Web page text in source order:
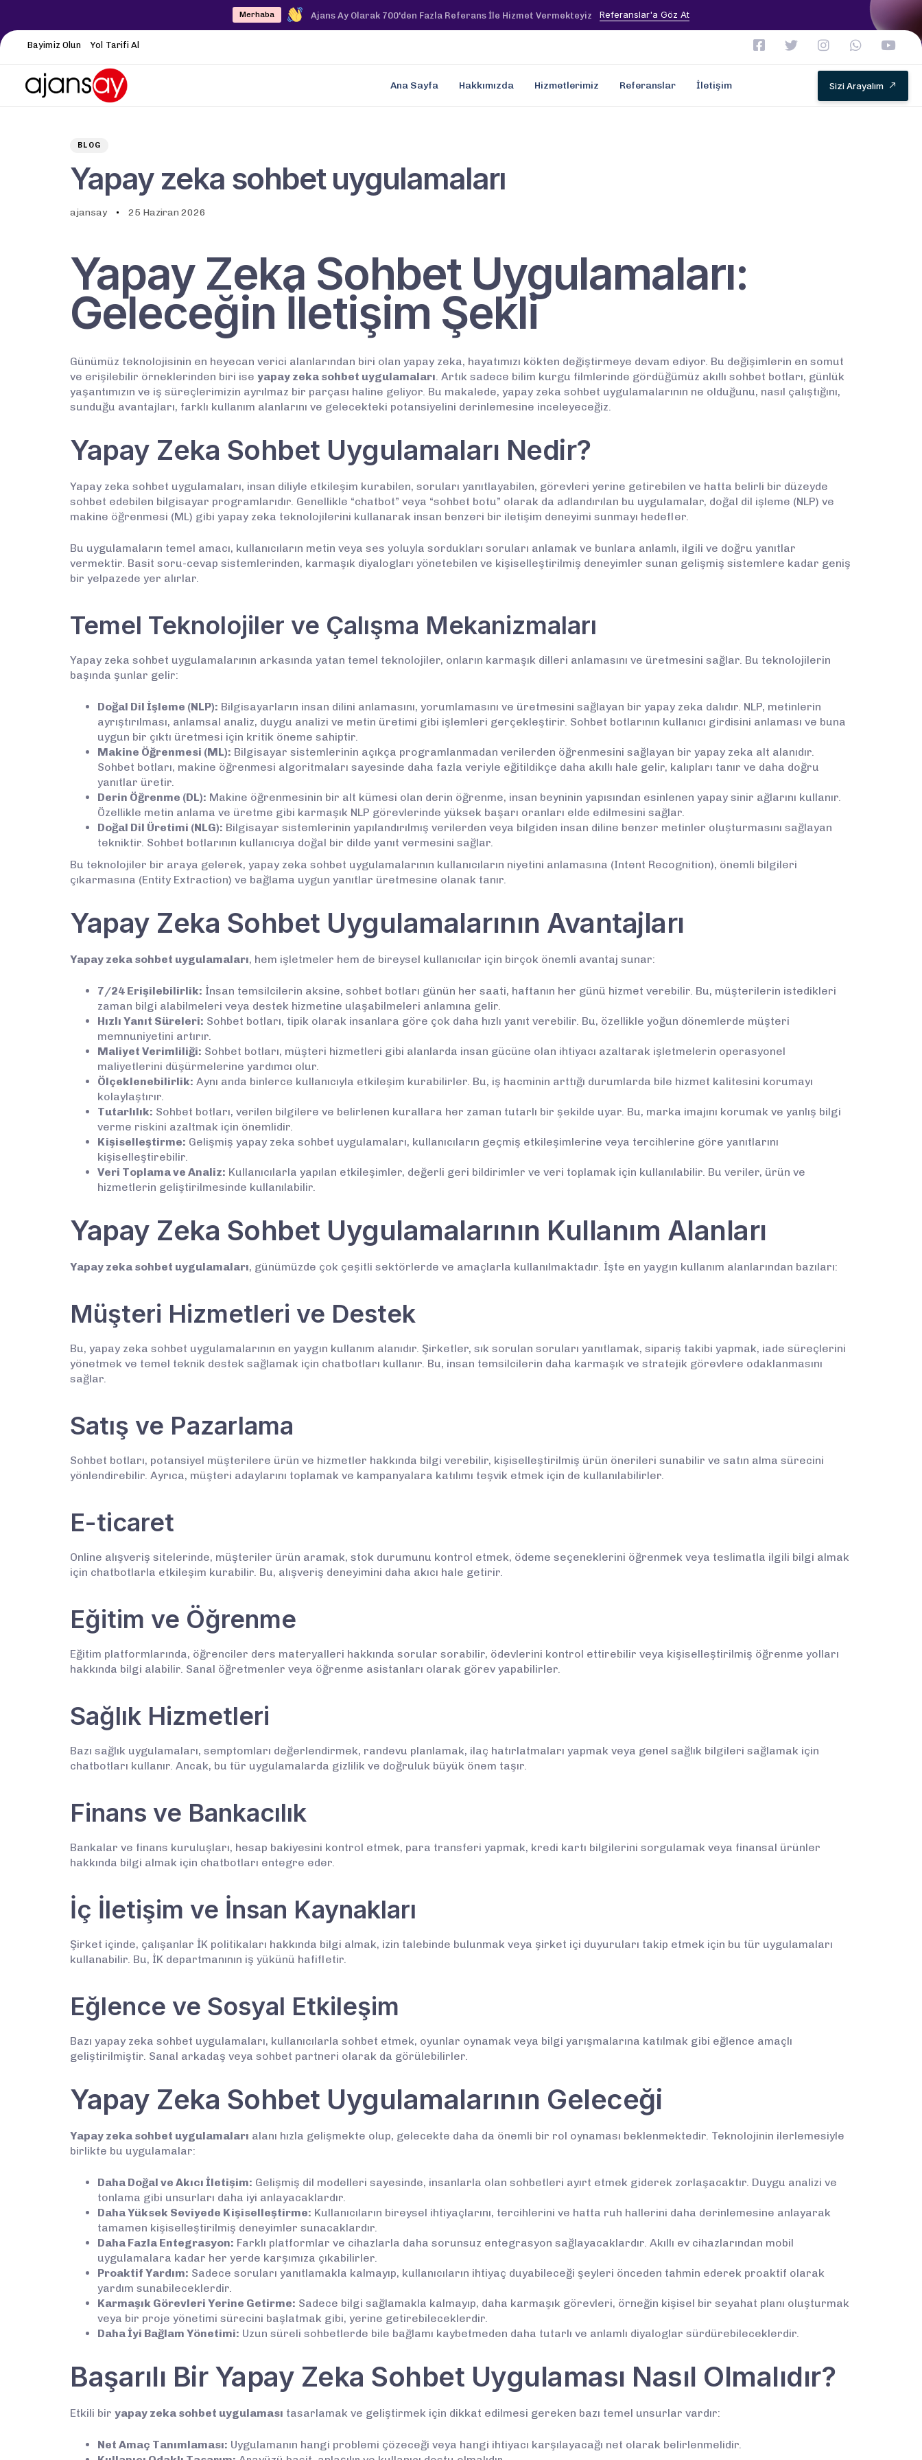
Merhaba Ajans Ay Olarak 700'den Fazla Referans İle Hizmet Vermekteyiz Referanslar'a Göz At
Bayimiz Olun Yol Tarifi Al
Ana Sayfa Hakkımızda Hizmetlerimiz Referanslar İletişim Sizi Arayalım
BLOG
Yapay zeka sohbet uygulamaları
ajansay 25 Haziran 2026
Yapay Zeka Sohbet Uygulamaları:
Geleceğin İletişim Şekli
Günümüz teknolojisinin en heyecan verici alanlarından biri olan yapay zeka, hayatımızı kökten değiştirmeye devam ediyor. Bu değişimlerin en somut
ve erişilebilir örneklerinden biri ise yapay zeka sohbet uygulamaları. Artık sadece bilim kurgu filmlerinde gördüğümüz akıllı sohbet botları, günlük
yaşantımızın ve iş süreçlerimizin ayrılmaz bir parçası haline geliyor. Bu makalede, yapay zeka sohbet uygulamalarının ne olduğunu, nasıl çalıştığını,
sunduğu avantajları, farklı kullanım alanlarını ve gelecekteki potansiyelini derinlemesine inceleyeceğiz.
Yapay Zeka Sohbet Uygulamaları Nedir?
Yapay zeka sohbet uygulamaları, insan diliyle etkileşim kurabilen, soruları yanıtlayabilen, görevleri yerine getirebilen ve hatta belirli bir düzeyde
sohbet edebilen bilgisayar programlarıdır. Genellikle “chatbot” veya “sohbet botu” olarak da adlandırılan bu uygulamalar, doğal dil işleme (NLP) ve
makine öğrenmesi (ML) gibi yapay zeka teknolojilerini kullanarak insan benzeri bir iletişim deneyimi sunmayı hedefler.
Bu uygulamaların temel amacı, kullanıcıların metin veya ses yoluyla sordukları soruları anlamak ve bunlara anlamlı, ilgili ve doğru yanıtlar
vermektir. Basit soru-cevap sistemlerinden, karmaşık diyalogları yönetebilen ve kişiselleştirilmiş deneyimler sunan gelişmiş sistemlere kadar geniş
bir yelpazede yer alırlar.
Temel Teknolojiler ve Çalışma Mekanizmaları
Yapay zeka sohbet uygulamalarının arkasında yatan temel teknolojiler, onların karmaşık dilleri anlamasını ve üretmesini sağlar. Bu teknolojilerin
başında şunlar gelir:
Doğal Dil İşleme (NLP): Bilgisayarların insan dilini anlamasını, yorumlamasını ve üretmesini sağlayan bir yapay zeka dalıdır. NLP, metinlerin
ayrıştırılması, anlamsal analiz, duygu analizi ve metin üretimi gibi işlemleri gerçekleştirir. Sohbet botlarının kullanıcı girdisini anlaması ve buna
uygun bir çıktı üretmesi için kritik öneme sahiptir.
Makine Öğrenmesi (ML): Bilgisayar sistemlerinin açıkça programlanmadan verilerden öğrenmesini sağlayan bir yapay zeka alt alanıdır.
Sohbet botları, makine öğrenmesi algoritmaları sayesinde daha fazla veriyle eğitildikçe daha akıllı hale gelir, kalıpları tanır ve daha doğru
yanıtlar üretir.
Derin Öğrenme (DL): Makine öğrenmesinin bir alt kümesi olan derin öğrenme, insan beyninin yapısından esinlenen yapay sinir ağlarını kullanır.
Özellikle metin anlama ve üretme gibi karmaşık NLP görevlerinde yüksek başarı oranları elde edilmesini sağlar.
Doğal Dil Üretimi (NLG): Bilgisayar sistemlerinin yapılandırılmış verilerden veya bilgiden insan diline benzer metinler oluşturmasını sağlayan
tekniktir. Sohbet botlarının kullanıcıya doğal bir dilde yanıt vermesini sağlar.
Bu teknolojiler bir araya gelerek, yapay zeka sohbet uygulamalarının kullanıcıların niyetini anlamasına (Intent Recognition), önemli bilgileri
çıkarmasına (Entity Extraction) ve bağlama uygun yanıtlar üretmesine olanak tanır.
Yapay Zeka Sohbet Uygulamalarının Avantajları
Yapay zeka sohbet uygulamaları, hem işletmeler hem de bireysel kullanıcılar için birçok önemli avantaj sunar:
7/24 Erişilebilirlik: İnsan temsilcilerin aksine, sohbet botları günün her saati, haftanın her günü hizmet verebilir. Bu, müşterilerin istedikleri
zaman bilgi alabilmeleri veya destek hizmetine ulaşabilmeleri anlamına gelir.
Hızlı Yanıt Süreleri: Sohbet botları, tipik olarak insanlara göre çok daha hızlı yanıt verebilir. Bu, özellikle yoğun dönemlerde müşteri
memnuniyetini artırır.
Maliyet Verimliliği: Sohbet botları, müşteri hizmetleri gibi alanlarda insan gücüne olan ihtiyacı azaltarak işletmelerin operasyonel
maliyetlerini düşürmelerine yardımcı olur.
Ölçeklenebilirlik: Aynı anda binlerce kullanıcıyla etkileşim kurabilirler. Bu, iş hacminin arttığı durumlarda bile hizmet kalitesini korumayı
kolaylaştırır.
Tutarlılık: Sohbet botları, verilen bilgilere ve belirlenen kurallara her zaman tutarlı bir şekilde uyar. Bu, marka imajını korumak ve yanlış bilgi
verme riskini azaltmak için önemlidir.
Kişiselleştirme: Gelişmiş yapay zeka sohbet uygulamaları, kullanıcıların geçmiş etkileşimlerine veya tercihlerine göre yanıtlarını
kişiselleştirebilir.
Veri Toplama ve Analiz: Kullanıcılarla yapılan etkileşimler, değerli geri bildirimler ve veri toplamak için kullanılabilir. Bu veriler, ürün ve
hizmetlerin geliştirilmesinde kullanılabilir.
Yapay Zeka Sohbet Uygulamalarının Kullanım Alanları
Yapay zeka sohbet uygulamaları, günümüzde çok çeşitli sektörlerde ve amaçlarla kullanılmaktadır. İşte en yaygın kullanım alanlarından bazıları:
Müşteri Hizmetleri ve Destek
Bu, yapay zeka sohbet uygulamalarının en yaygın kullanım alanıdır. Şirketler, sık sorulan soruları yanıtlamak, sipariş takibi yapmak, iade süreçlerini
yönetmek ve temel teknik destek sağlamak için chatbotları kullanır. Bu, insan temsilcilerin daha karmaşık ve stratejik görevlere odaklanmasını
sağlar.
Satış ve Pazarlama
Sohbet botları, potansiyel müşterilere ürün ve hizmetler hakkında bilgi verebilir, kişiselleştirilmiş ürün önerileri sunabilir ve satın alma sürecini
yönlendirebilir. Ayrıca, müşteri adaylarını toplamak ve kampanyalara katılımı teşvik etmek için de kullanılabilirler.
E-ticaret
Online alışveriş sitelerinde, müşteriler ürün aramak, stok durumunu kontrol etmek, ödeme seçeneklerini öğrenmek veya teslimatla ilgili bilgi almak
için chatbotlarla etkileşim kurabilir. Bu, alışveriş deneyimini daha akıcı hale getirir.
Eğitim ve Öğrenme
Eğitim platformlarında, öğrenciler ders materyalleri hakkında sorular sorabilir, ödevlerini kontrol ettirebilir veya kişiselleştirilmiş öğrenme yolları
hakkında bilgi alabilir. Sanal öğretmenler veya öğrenme asistanları olarak görev yapabilirler.
Sağlık Hizmetleri
Bazı sağlık uygulamaları, semptomları değerlendirmek, randevu planlamak, ilaç hatırlatmaları yapmak veya genel sağlık bilgileri sağlamak için
chatbotları kullanır. Ancak, bu tür uygulamalarda gizlilik ve doğruluk büyük önem taşır.
Finans ve Bankacılık
Bankalar ve finans kuruluşları, hesap bakiyesini kontrol etmek, para transferi yapmak, kredi kartı bilgilerini sorgulamak veya finansal ürünler
hakkında bilgi almak için chatbotları entegre eder.
İç İletişim ve İnsan Kaynakları
Şirket içinde, çalışanlar İK politikaları hakkında bilgi almak, izin talebinde bulunmak veya şirket içi duyuruları takip etmek için bu tür uygulamaları
kullanabilir. Bu, İK departmanının iş yükünü hafifletir.
Eğlence ve Sosyal Etkileşim
Bazı yapay zeka sohbet uygulamaları, kullanıcılarla sohbet etmek, oyunlar oynamak veya bilgi yarışmalarına katılmak gibi eğlence amaçlı
geliştirilmiştir. Sanal arkadaş veya sohbet partneri olarak da görülebilirler.
Yapay Zeka Sohbet Uygulamalarının Geleceği
Yapay zeka sohbet uygulamaları alanı hızla gelişmekte olup, gelecekte daha da önemli bir rol oynaması beklenmektedir. Teknolojinin ilerlemesiyle
birlikte bu uygulamalar:
Daha Doğal ve Akıcı İletişim: Gelişmiş dil modelleri sayesinde, insanlarla olan sohbetleri ayırt etmek giderek zorlaşacaktır. Duygu analizi ve
tonlama gibi unsurları daha iyi anlayacaklardır.
Daha Yüksek Seviyede Kişiselleştirme: Kullanıcıların bireysel ihtiyaçlarını, tercihlerini ve hatta ruh hallerini daha derinlemesine anlayarak
tamamen kişiselleştirilmiş deneyimler sunacaklardır.
Daha Fazla Entegrasyon: Farklı platformlar ve cihazlarla daha sorunsuz entegrasyon sağlayacaklardır. Akıllı ev cihazlarından mobil
uygulamalara kadar her yerde karşımıza çıkabilirler.
Proaktif Yardım: Sadece soruları yanıtlamakla kalmayıp, kullanıcıların ihtiyaç duyabileceği şeyleri önceden tahmin ederek proaktif olarak
yardım sunabileceklerdir.
Karmaşık Görevleri Yerine Getirme: Sadece bilgi sağlamakla kalmayıp, daha karmaşık görevleri, örneğin kişisel bir seyahat planı oluşturmak
veya bir proje yönetimi sürecini başlatmak gibi, yerine getirebileceklerdir.
Daha İyi Bağlam Yönetimi: Uzun süreli sohbetlerde bile bağlamı kaybetmeden daha tutarlı ve anlamlı diyaloglar sürdürebileceklerdir.
Başarılı Bir Yapay Zeka Sohbet Uygulaması Nasıl Olmalıdır?
Etkili bir yapay zeka sohbet uygulaması tasarlamak ve geliştirmek için dikkat edilmesi gereken bazı temel unsurlar vardır:
Net Amaç Tanımlaması: Uygulamanın hangi problemi çözeceği veya hangi ihtiyacı karşılayacağı net olarak belirlenmelidir.